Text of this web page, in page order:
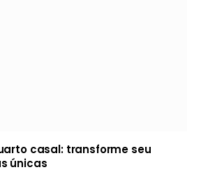
casal: transforme seu
únicas